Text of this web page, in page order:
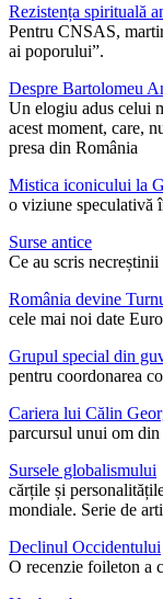
Rezistența spirituală
Pentru CNSAS,
ai poporului”.
Despre Bartolomeu
Un elogiu adus celui
acest moment, care,
presa din România
Mistica iconicului la
o viziune speculativă
Surse antice
Ce au scris
România devine
cele mai noi date
Grupul special din
pentru coordonarea
Cariera lui Călin
parcursul unui om
Sursele globalismului
cărțile și
mondiale. Serie de
Declinul Occidentului
O recenzie foileton a